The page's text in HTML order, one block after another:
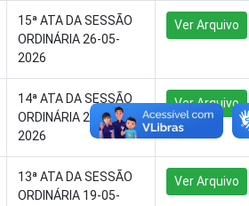
15ª ATA DA SESSÃO
ORDINÁRIA 26-05-
2026
Ver Arquivo
14ª ATA DA SESSÃO
ORDINÁRIA 21-05-
2026
Ver Arquivo
13ª ATA DA SESSÃO
ORDINÁRIA 19-05-
Ver Arquivo